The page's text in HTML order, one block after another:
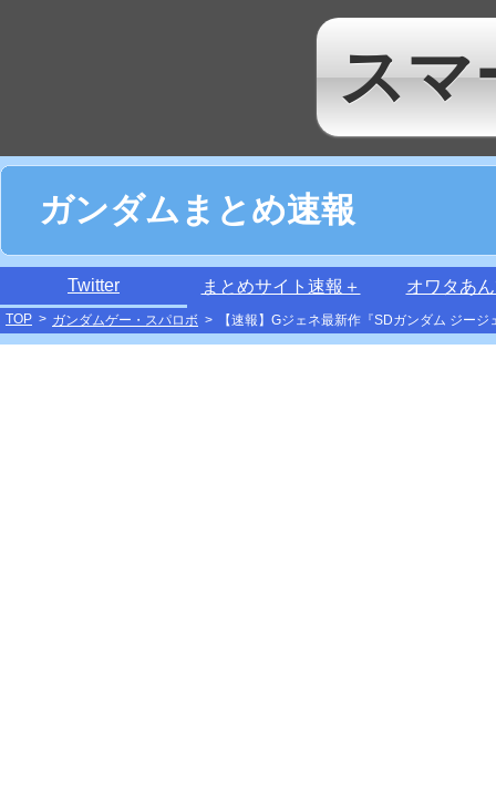
スマ
ガンダムまとめ速報
Twitter まとめサイト速報＋ オワタあ
TOP > ガンダムゲー・スパロボ > 【速報】Gジェネ最新作『SDガンダム ジー